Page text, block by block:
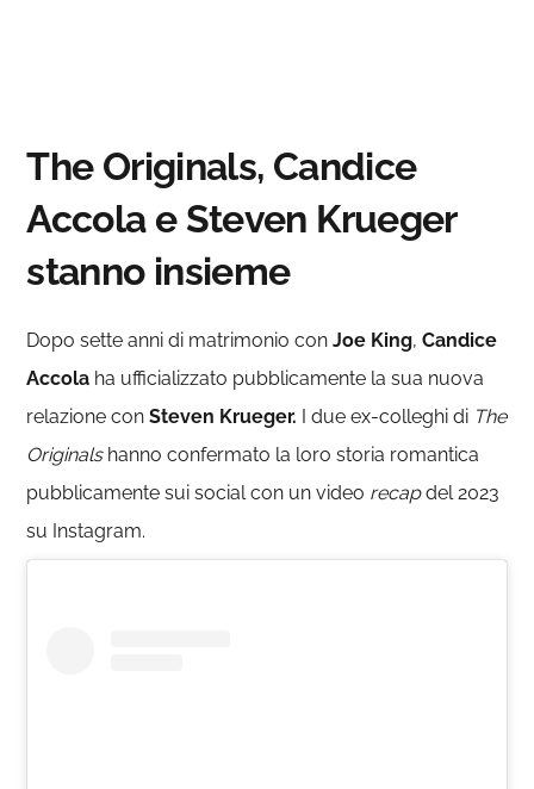
The Originals, Candice
Accola e Steven Krueger
stanno insieme
Dopo sette anni di matrimonio conJoe King,Candice
Accola ha ufficializzato pubblicamente la sua nuova
relazione conSteven Krueger. I due ex-colleghi di The
Originalshanno confermato la loro storia romantica
pubblicamente sui social con un video recapdel 2023
su Instagram.